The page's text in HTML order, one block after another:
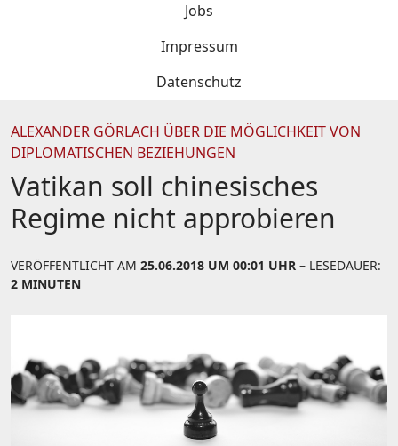
Jobs
Impressum
Datenschutz
ALEXANDER GÖRLACH ÜBER DIE MÖGLICHKEIT VON
DIPLOMATISCHEN BEZIEHUNGEN
Vatikan soll chinesisches
Regime nicht approbieren
VERÖFFENTLICHT AM 25.06.2018 UM 00:01 UHR – LESEDAUER:
2 MINUTEN